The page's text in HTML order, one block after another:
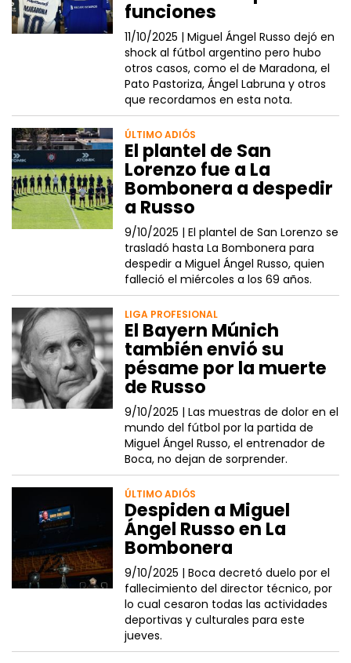
funciones
11/10/2025 |Miguel Ángel Russo dejó en
shock al fútbol argentino pero hubo
otros casos, como el de Maradona, el
Pato Pastoriza, Ángel Labruna y otros
que recordamos en esta nota.
ÚLTIMO ADIÓS
El plantel de San
Lorenzo fue a La
Bombonera a despedir
a Russo
9/10/2025 |El plantel de San Lorenzo se
trasladó hasta La Bombonera para
despedir a Miguel Ángel Russo, quien
falleció el miércoles a los 69 años.
LIGA PROFESIONAL
El Bayern Múnich
también envió su
pésame por la muerte
de Russo
9/10/2025 |Las muestras de dolor en el
mundo del fútbol por la partida de
Miguel Ángel Russo, el entrenador de
Boca, no dejan de sorprender.
ÚLTIMO ADIÓS
Despiden a Miguel
Ángel Russo en La
Bombonera
9/10/2025 |Boca decretó duelo por el
fallecimiento del director técnico, por
lo cual cesaron todas las actividades
deportivas y culturales para este
jueves.